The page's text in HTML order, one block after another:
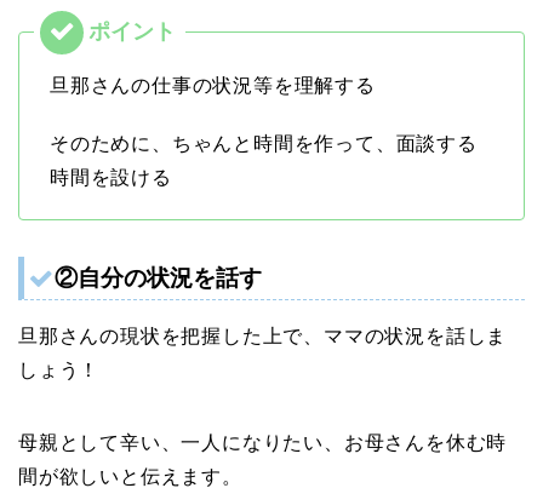
旦那さんの仕事の状況等を理解する
そのために、ちゃんと時間を作って、面談する
時間を設ける
②自分の状況を話す
旦那さんの現状を把握した上で、ママの状況を話しま
しょう！
母親として辛い、一人になりたい、お母さんを休む時
間が欲しいと伝えます。